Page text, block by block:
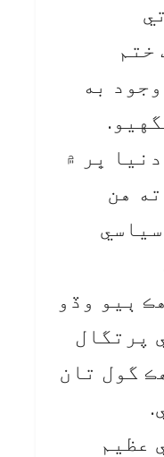
ختم
به
ڀر ۾
هن
ٻيو وڏو
پرتگال
گول تان
عظيم